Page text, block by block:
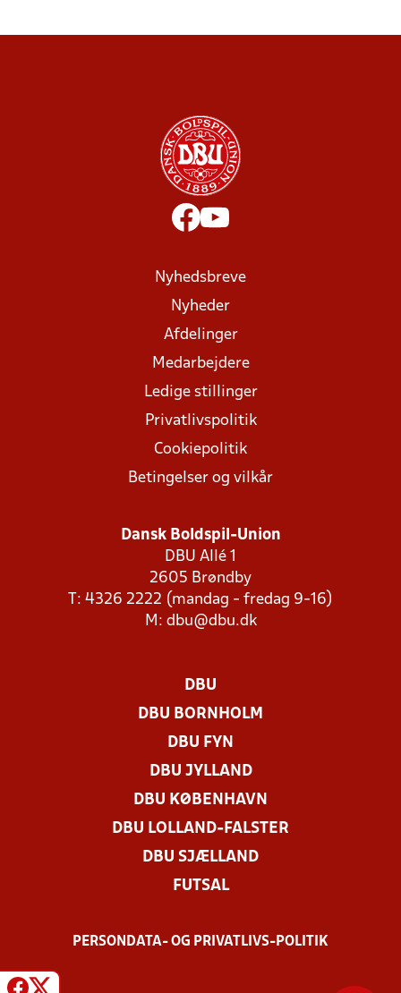
Nyhedsbreve
Nyheder
Afdelinger
Medarbejdere
Ledige stillinger
Privatlivspolitik
Cookiepolitik
Betingelser og vilkår
Dansk Boldspil-Union
DBU Allé 1
2605 Brøndby
T: 4326 2222 (mandag - fredag 9-16)
M: dbu@dbu.dk
DBU
DBU BORNHOLM
DBU FYN
DBU JYLLAND
DBU KØBENHAVN
DBU LOLLAND-FALSTER
DBU SJÆLLAND
FUTSAL
PERSONDATA- OG PRIVATLIVS-POLITIK